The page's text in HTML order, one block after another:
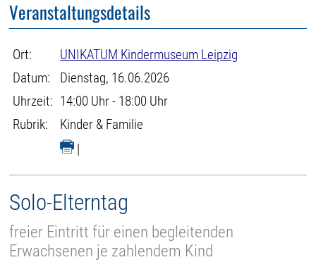
Veranstaltungsdetails
Ort:
UNIKATUM Kindermuseum Leipzig
Datum:
Dienstag, 16.06.2026
Uhrzeit: 14:00 Uhr - 18:00 Uhr
Rubrik:
Kinder & Familie
|
Solo-Elterntag
freier Eintritt für einen begleitenden
Erwachsenen je zahlendem Kind